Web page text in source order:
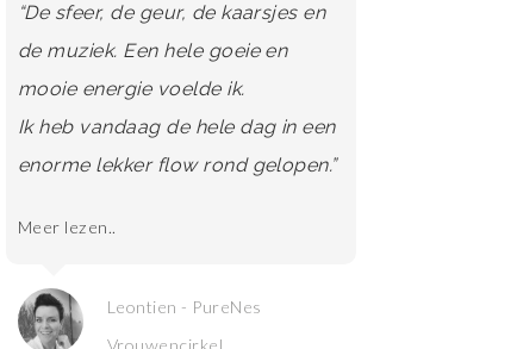
“De sfeer, de geur, de kaarsjes en
de muziek. Een hele goeie en
mooie energie voelde ik.
Ik heb vandaag de hele dag in een
enorme lekker flow rond gelopen.”
Meer lezen..
Leontien - PureNes
“Een aanrader voor iedere vrouw
die zich vanuit liefde, veiligheid en
kwetsbaarheid wil ontwikkelen.”